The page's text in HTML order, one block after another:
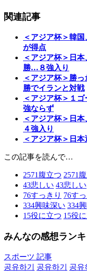
関連記事
＜アジア杯＞韓
が得点
＜アジア杯＞日
勝…８強入り
＜アジア杯＞勝
勝でイランと対戦
＜アジア杯＞１
強ならず
＜アジア杯＞日
４強入り
＜アジア杯＞日
この記事を読んで…
2571 腹立つ 2571
43悲しい 43悲しい
76すっきり 76す
334興味深い 334
15役に立つ 15役
みんなの感想ラン
スポーツ 記事
공유하기
공유하기 공유